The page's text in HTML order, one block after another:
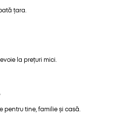
țara.
la prețuri mici.
pentru tine, familie și casă.